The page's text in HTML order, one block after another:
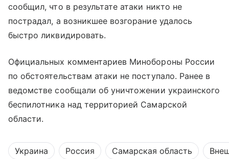
сообщил, что в результате атаки никто не
пострадал, а возникшее возгорание удалось
быстро ликвидировать.
Официальных комментариев Минобороны России
по обстоятельствам атаки не поступало. Ранее в
ведомстве сообщали об уничтожении украинского
беспилотника над территорией Самарской
области.
Украина Россия Самарская область